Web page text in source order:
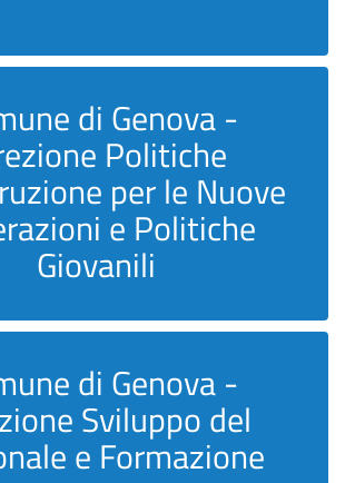
di Genova -
Politiche
per le Nuove
e Politiche
Giovanili
di Genova -
Sviluppo del
e Formazione